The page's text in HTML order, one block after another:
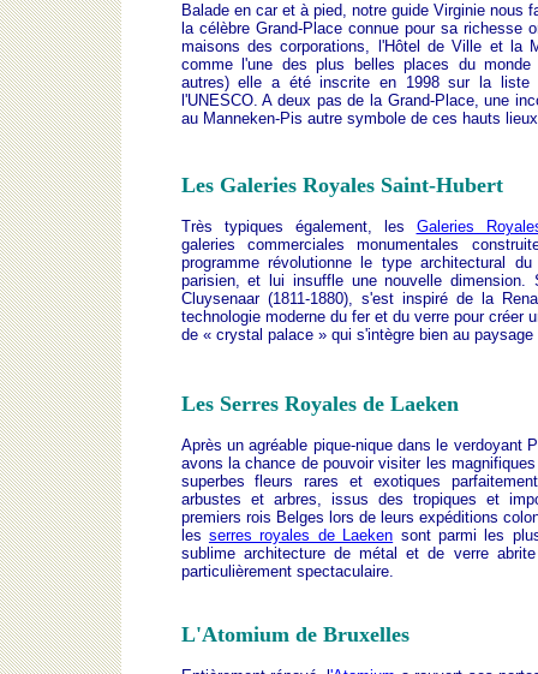
Balade en car et à pied, notre guide Virginie nous
la célèbre Grand-Place connue pour sa richesse
maisons des corporations, l'Hôtel de Ville et la
comme l'une des plus belles places du
autres) elle a été inscrite en 1998 sur la liste
l'UNESCO. A deux pas de la Grand-Place, une
au Manneken-Pis autre symbole de ces hauts
Les Galeries Royales Saint-Hubert
Très typiques également, les Galeries
galeries commerciales monumentales
programme révolutionne le type architectural
parisien, et lui insuffle une nouvelle dimension.
Cluysenaar (1811-1880), s'est inspiré de la
technologie moderne du fer et du verre pour créer
de « crystal palace » qui s'intègre bien au paysage
Les Serres Royales de Laeken
Après un agréable pique-nique dans le verdoyant
avons la chance de pouvoir visiter les
superbes fleurs rares et exotiques
arbustes et arbres, issus des tropiques et
premiers rois Belges lors de leurs expéditions
les serres royales de Laeken sont parmi les
sublime architecture de métal et de verre
particulièrement spectaculaire.
L'Atomium de Bruxelles